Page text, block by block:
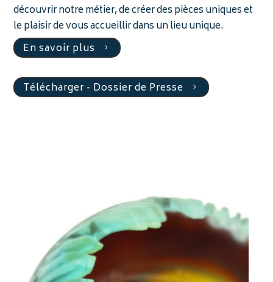
découvrir notre métier, de créer des pièces uniques et
le plaisir de vous accueillir dans un lieu unique.
En savoir plus
Télécharger - Dossier de Presse